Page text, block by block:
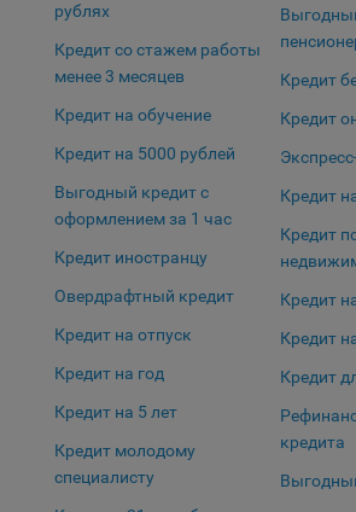
сервис показа контекстной рекламы.
Europe AG, Werftestrasse 4, CH-6005
Google Ads - сервис показа
House Barrow Street Dublin 4, D04E5W5
Сохранить мои
Сохранить по
рублях
Кредит со стажем работы
менее 3 месяцев
Кредит на обучение
Кредит на 5000 рублей
Выгодный кредит с
оформлением за 1 час
Кредит иностранцу
Овердрафтный кредит
Кредит на отпуск
Кредит на год
Кредит на 5 лет
Кредит молодому
специалисту
Кредит
Кредит
Кредит
Кредит
Кредит
Кредит
Кредит
кредита